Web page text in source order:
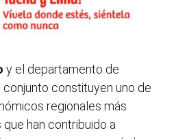
y el departamento de
conjunto constituyen uno de
regionales más
han contribuido a